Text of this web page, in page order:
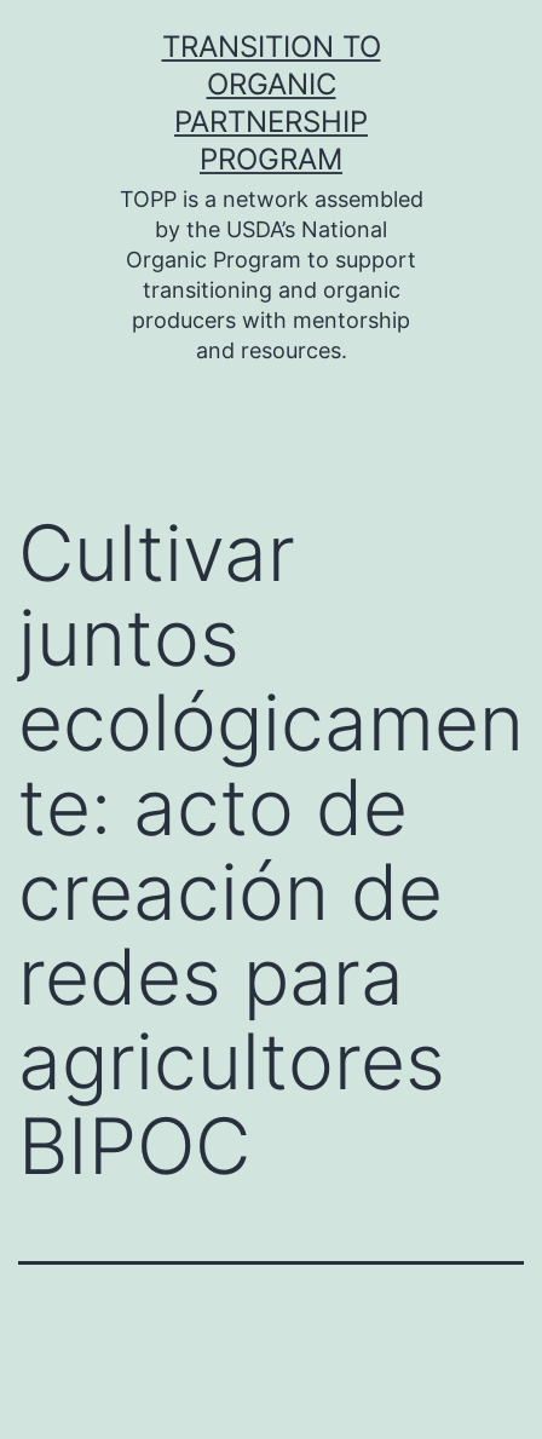
TRANSITION TO
ORGANIC
PARTNERSHIP
PROGRAM
TOPP is a network assembled
by the USDA’s National
Organic Program to support
transitioning and organic
producers with mentorship
and resources.
Cultivar
juntos
ecológicamen
te: acto de
creación de
redes para
agricultores
BIPOC